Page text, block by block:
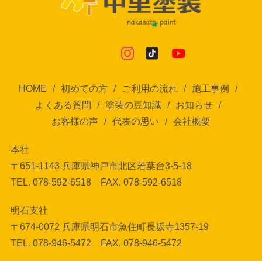
HOME 初めての方 ご利用の流れ
施工事例
よくある質問
塗装の豆知識
お知らせ
お客様の声
代表の思い 会社概要
本社
〒651-1143 兵庫県神戸市北区若葉台3-5-18
TEL. 078-592-6518 FAX. 078-592-6518
明石支社
〒674-0072 兵庫県明石市魚住町長坂寺1357-19
TEL. 078-946-5472 FAX. 078-946-5472